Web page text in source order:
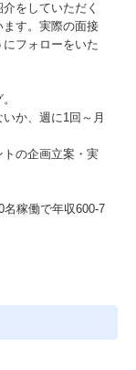
をしていただく
す。実際の面接
フォローをいた
か、週に1回～月
の企画立案・実
稼働で年収600-7